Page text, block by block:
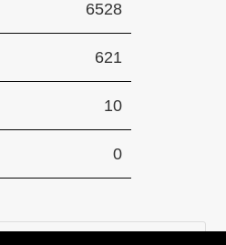
6528
621
10
0